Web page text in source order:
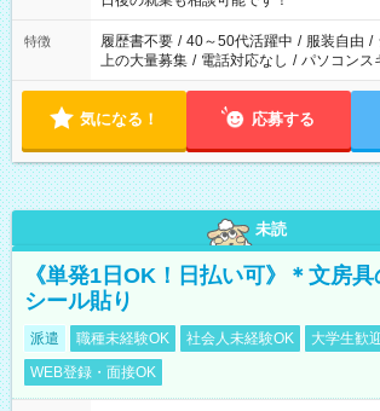
の勤務時間。 合計で週40時間を超える場
特徴 履歴書不要 / 40～50代活躍中 / 服装自由 /
上の大量募集 / 電話対応なし / パソコンス
気になる！ 応募する
未読
《単発1日OK！日払い可》＊文房
シール貼り
派遣 職種未経験OK 社会人未経験OK 大学生歓
WEB登録・面接OK